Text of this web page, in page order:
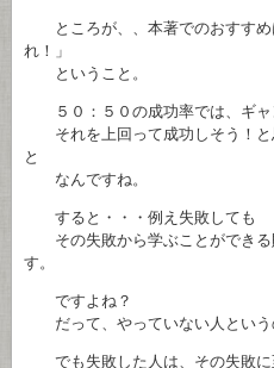
ところが、、本著でのおすすめ
れ！」
ということ。
５０：５０の成功率では、ギャ
それを上回って成功しそう！と
と
なんですね。
すると・・・例え失敗しても
その失敗から学ぶことができる
す。
ですよね？
だって、やっていない人という
でも失敗した人は、その失敗に